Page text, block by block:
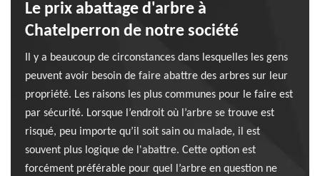
Le prix abattage d'arbre à
Chatelperron de notre société
Il y a beaucoup de circonstances dans lesquelles les gens
peuvent avoir besoin de faire abattre des arbres sur leur
propriété. Les raisons les plus communes pour le faire est
par sécurité. Lorsque l’endroit où l’arbre se trouve est
risqué, peu importe qu’il soit sain ou malade, il est
souvent plus logique de l'abattre. Cette option est
forcément préférable pour quel l’arbre en question ne